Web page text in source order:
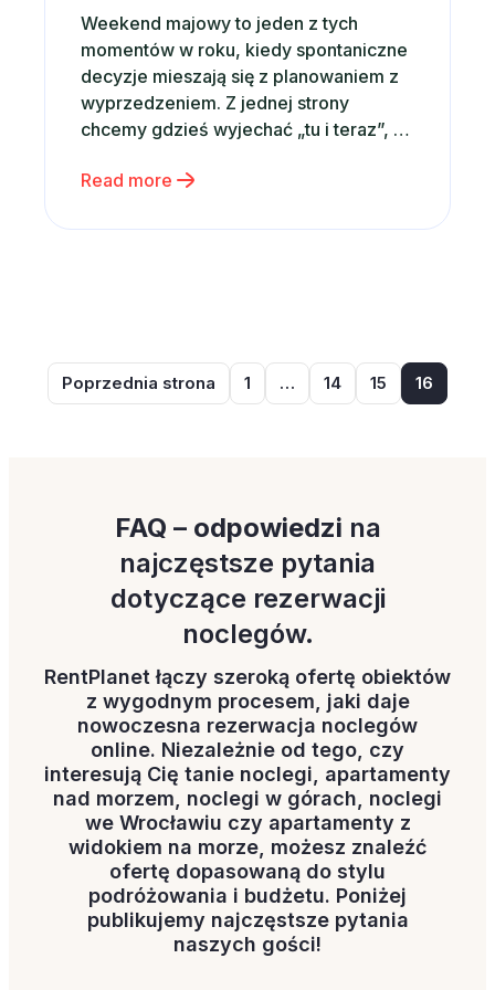
Weekend majowy to jeden z tych
momentów w roku, kiedy spontaniczne
decyzje mieszają się z planowaniem z
wyprzedzeniem. Z jednej strony
chcemy gdzieś wyjechać „tu i teraz”, z
lokalizacji i rozsądnej cenie. Nic
zainteresowanie frazami takimi jak tanie
Read more
Poprzednia strona 1 … 14 15 16
FAQ – odpowiedzi na
najczęstsze pytania
dotyczące rezerwacji
noclegów.
RentPlanet łączy szeroką ofertę obiektów
z wygodnym procesem, jaki daje
nowoczesna rezerwacja noclegów
online. Niezależnie od tego, czy
interesują Cię tanie noclegi, apartamenty
nad morzem, noclegi w górach, noclegi
we Wrocławiu czy apartamenty z
widokiem na morze, możesz znaleźć
ofertę dopasowaną do stylu
podróżowania i budżetu. Poniżej
publikujemy najczęstsze pytania
naszych gości!